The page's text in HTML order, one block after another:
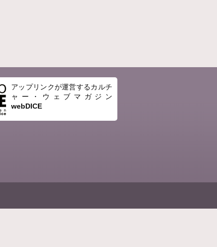
アップリンクが運営するカルチ
ャー・ウェブマガジン
webDICE